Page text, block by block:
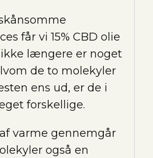
får vi 15% CBD olie
ikke længere er noget
de to molekyler
ens ud, er de i
forskellige.
varme gennemgår
også en